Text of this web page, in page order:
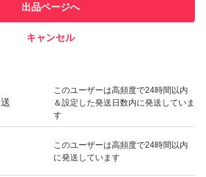
での取引実績があります
このユーザーは高頻度で24時間以内
＆設定した発送日数内に発送していま
す
このユーザーは高頻度で24時間以内
に発送しています
出品ページへ
キャンセル
いいね！
1,000